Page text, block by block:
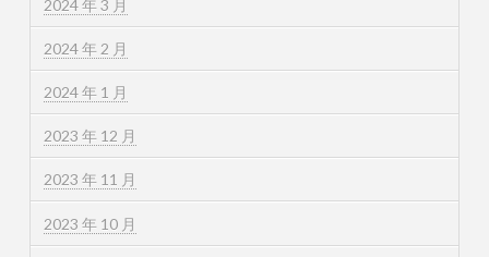
2024 年 3 月
2024 年 2 月
2024 年 1 月
2023 年 12 月
2023 年 11 月
2023 年 10 月